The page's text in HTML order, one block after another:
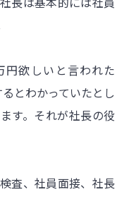
円欲しいと言われた
とわかっていたとし
す。それが社長の役
査、社員面接、社長